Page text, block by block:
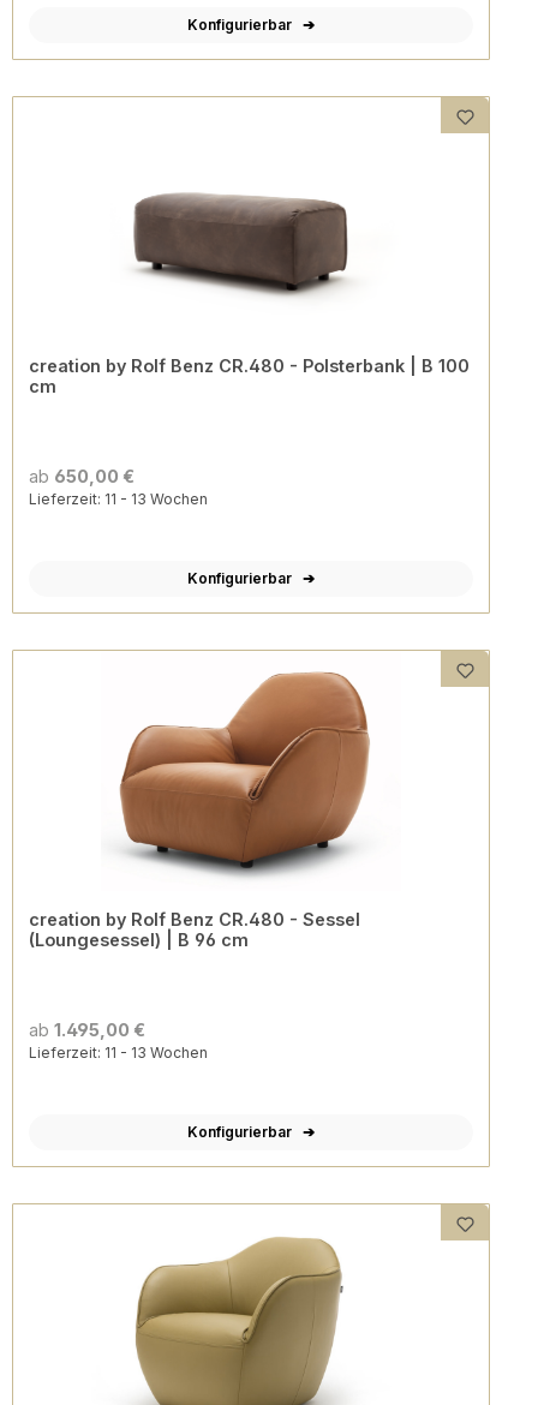
Konfigurierbar
creation by Rolf Benz CR.480 - Polsterbank | B 100
cm
ab 650,00 €
Lieferzeit: 11 - 13 Wochen
Konfigurierbar
creation by Rolf Benz CR.480 - Sessel
(Loungesessel) | B 96 cm
ab 1.495,00 €
Lieferzeit: 11 - 13 Wochen
Konfigurierbar